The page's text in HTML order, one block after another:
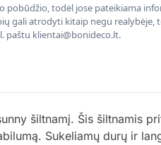
todėl jose pateikiama
gali atrodyti kitaip negu realybėje,
paštu klientai@bonideco.lt.
šiltnamį. Šis šiltnamis
Sukeliamų durų ir